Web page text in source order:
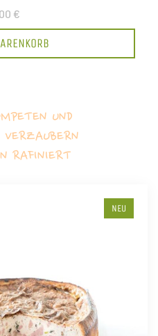
€
UND
RAFINIERT
NEU